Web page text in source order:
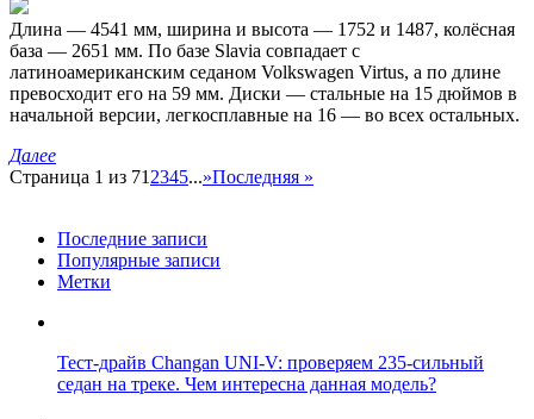
Длина — 4541 мм, ширина и высота — 1752 и 1487, колёсная
база — 2651 мм. По базе Slavia совпадает с
латиноамериканским седаном Volkswagen Virtus, а по длине
превосходит его на 59 мм. Диски — стальные на 15 дюймов в
начальной версии, легкосплавные на 16 — во всех остальных.
Далее
Страница 1 из 71 2345...»Последняя »
Последние записи
Популярные записи
Метки
Тест-драйв Changan UNI-V: проверяем 235-сильный
седан на треке. Чем интересна данная модель?